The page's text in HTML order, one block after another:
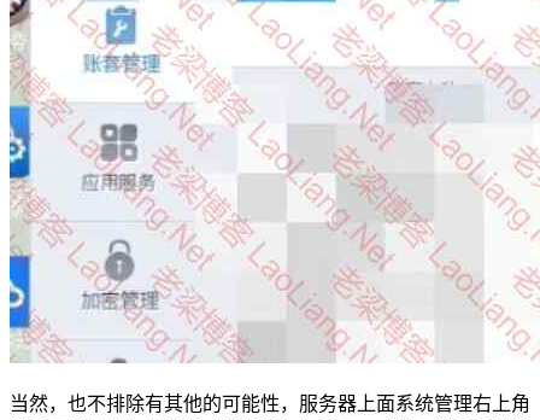
当然，也不排除有其他的可能性，服务器上面系统管理右上角